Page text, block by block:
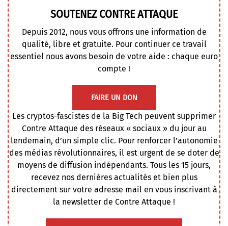
SOUTENEZ CONTRE ATTAQUE
Depuis 2012, nous vous offrons une information de
qualité, libre et gratuite. Pour continuer ce travail
essentiel nous avons besoin de votre aide : chaque euro
compte !
FAIRE UN DON
Les cryptos-fascistes de la Big Tech peuvent supprimer
Contre Attaque des réseaux « sociaux » du jour au
lendemain, d’un simple clic. Pour renforcer l’autonomie
des médias révolutionnaires, il est urgent de se doter de
moyens de diffusion indépendants. Tous les 15 jours,
recevez nos dernières actualités et bien plus
directement sur votre adresse mail en vous inscrivant à
la newsletter de Contre Attaque !